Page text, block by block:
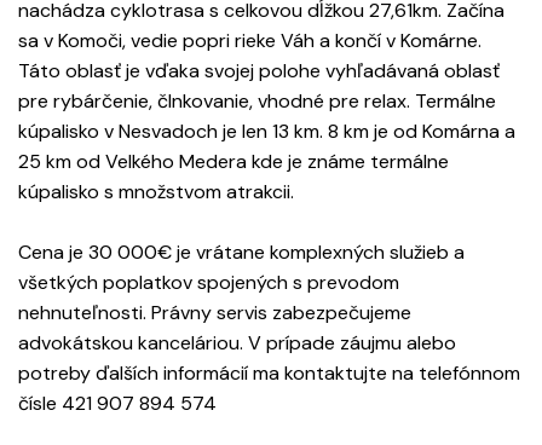
nachádza cyklotrasa s celkovou dĺžkou 27,61km. Začína
sa v Komoči, vedie popri rieke Váh a končí v Komárne.
Táto oblasť je vďaka svojej polohe vyhľadávaná oblasť
pre rybárčenie, člnkovanie, vhodné pre relax. Termálne
kúpalisko v Nesvadoch je len 13 km. 8 km je od Komárna a
25 km od Velkého Medera kde je známe termálne
kúpalisko s množstvom atrakcii.
Cena je 30 000€ je vrátane komplexných služieb a
všetkých poplatkov spojených s prevodom
nehnuteľnosti. Právny servis zabezpečujeme
advokátskou kanceláriou. V prípade záujmu alebo
potreby ďalších informácií ma kontaktujte na telefónnom
čísle 421 907 894 574